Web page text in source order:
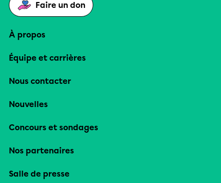
Faire un don
À propos
Équipe et carrières
Nous contacter
Nouvelles
Concours et sondages
Nos partenaires
Salle de presse